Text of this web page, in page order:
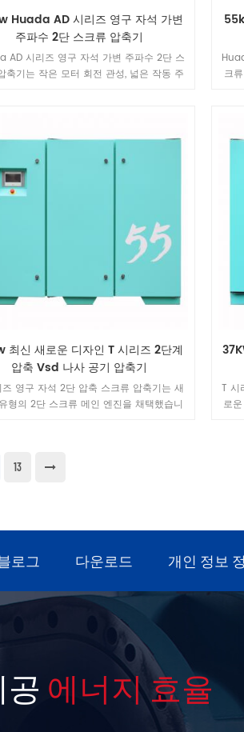
Huada AD 시리즈 영구 자석 가변
주파수 2단 스크류 압축기
AD 시리즈 영구 자석 가변 주파수 2단 스
축기는 작은 모터 회전 관성, 넓은 작동 주
크
최신 새로운 디자인 T 시리즈 2단계
압축 Vsd 나사 공기 압축기
영구 자석 2단 압축 스크류 압축기는 새
형의 2단 스크류 메인 엔진을 채택했습니
T 시
로
13
로그 다운로드 개인 정보
에너지 효율